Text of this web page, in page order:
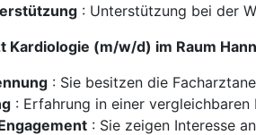
: Unterstützung bei der
Kardiologie (m/w/d) im Raum
: Sie besitzen die
: Erfahrung in einer
: Sie zeigen Interesse